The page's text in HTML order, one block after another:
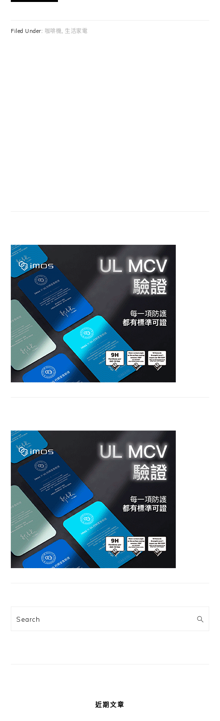
Filed Under: 咖啡機 生活家電
Search
近期文章